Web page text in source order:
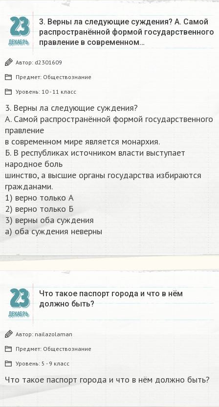
23
ДЕКАБРЬ
3. Верны ла следующие суждения? А. Самой
распространённой формой государственного
правление в современном…
Автор: d2301609
Предмет: Обществознание
Уровень: 10 - 11 класс
3. Верны ла следующие суждения?
А. Самой распространённой формой государственного
правление
в современном мире является монархия.
Б. В республиках источником власти выступает
народное боль
шинство, а высшие органы государства избираются
гражданами.
1) верно только А
2) верно только Б
3) верны оба суждения
а) оба суждения неверны​
23
ДЕКАБРЬ
Что такое паспорт города и что в нём
должно быть?
Автор: nailazolaman
Предмет: Обществознание
Уровень: 5 - 9 класс
Что такое паспорт города и что в нём должно быть?